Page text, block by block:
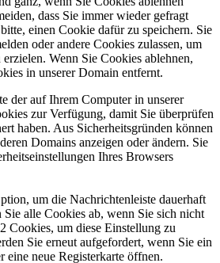
dass Sie immer wieder gefragt
einen Cookie dafür zu speichern. Sie
oder andere Cookies zulassen, um
Wenn Sie Cookies ablehnen,
in unserer Domain entfernt.
der auf Ihrem Computer in unserer
zur Verfügung, damit Sie überprüfen
haben. Aus Sicherheitsgründen können
Domains anzeigen oder ändern. Sie
Ihres Browsers
um die Nachrichtenleiste dauerhaft
Sie alle Cookies ab, wenn Sie sich nicht
Cookies, um diese Einstellung zu
Sie erneut aufgefordert, wenn Sie ein
eine neue Registerkarte öffnen.